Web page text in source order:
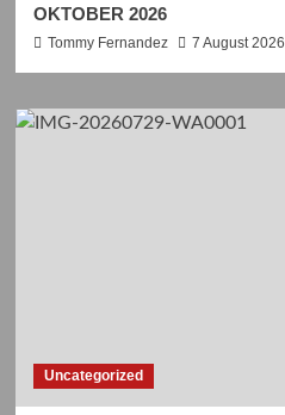
OKTOBER 2026
Tommy Fernandez 7 August 2026
Uncategorized